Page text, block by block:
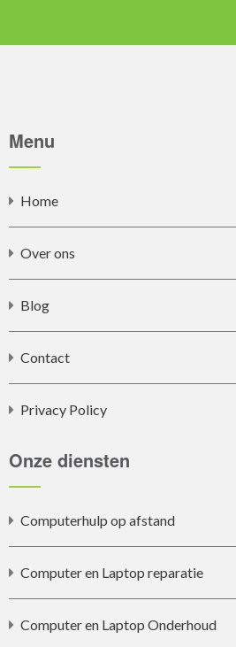
Menu
Home
Over ons
Blog
Contact
Privacy Policy
Onze diensten
Computerhulp op afstand
Computer en Laptop reparatie
Computer en Laptop Onderhoud